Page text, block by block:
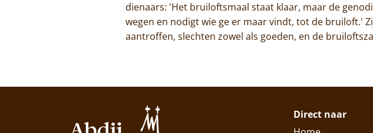
dienaars: 'Het bruiloftsmaal staat klaar, maar de
wegen en nodigt wie ge er maar vindt, tot de bruiloft.'
aantroffen, slechten zowel als goeden, en de
Direct naar